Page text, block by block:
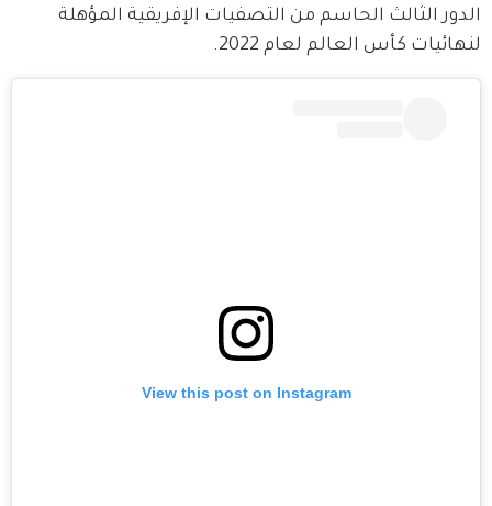
الدور الثالث الحاسم من التصفيات الإفريقية المؤهلة
لنهائيات كأس العالم لعام 2022.
View this post on Instagram